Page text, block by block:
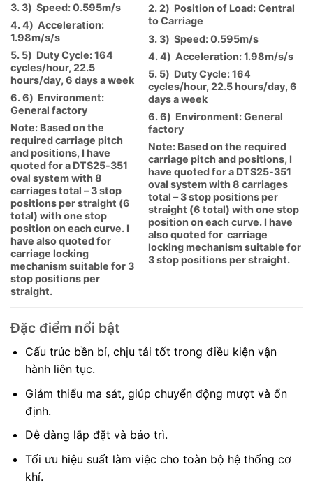
3. 3) Speed: 0.595m/s
4. 4) Acceleration:
1.98m/s/s
5. 5) Duty Cycle: 164
cycles/hour, 22.5
hours/day, 6 days a week
6. 6) Environment:
General factory
Note: Based on the
required carriage pitch
and positions, I have
quoted for a DTS25-351
oval system with 8
carriages total – 3 stop
positions per straight (6
total) with one stop
position on each curve. I
have also quoted for
carriage locking
mechanism suitable for 3
stop positions per
straight.
2. 2) Position of Load: Central
to Carriage
3. 3) Speed: 0.595m/s
4. 4) Acceleration: 1.98m/s/s
5. 5) Duty Cycle: 164
cycles/hour, 22.5 hours/day, 6
days a week
6. 6) Environment: General
factory
Note: Based on the required
carriage pitch and positions, I
have quoted for a DTS25-351
oval system with 8 carriages
total – 3 stop positions per
straight (6 total) with one stop
position on each curve. I have
also quoted for carriage
locking mechanism suitable for
3 stop positions per straight.
Đặc điểm nổi bật
Cấu trúc bền bỉ, chịu tải tốt trong điều kiện vận
hành liên tục.
Giảm thiểu ma sát, giúp chuyển động mượt và ổn
định.
Dễ dàng lắp đặt và bảo trì.
Tối ưu hiệu suất làm việc cho toàn bộ hệ thống cơ
khí.